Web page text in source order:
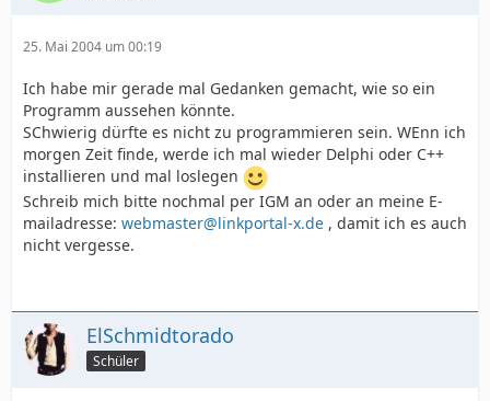
25. Mai 2004 um 00:19
Ich habe mir gerade mal Gedanken gemacht, wie so ein
Programm aussehen könnte.
SChwierig dürfte es nicht zu programmieren sein. WEnn ich
morgen Zeit finde, werde ich mal wieder Delphi oder C++
installieren und mal loslegen
Schreib mich bitte nochmal per IGM an oder an meine E-
mailadresse: webmaster@linkportal-x.de , damit ich es auch
nicht vergesse.
ElSchmidtorado
Schüler